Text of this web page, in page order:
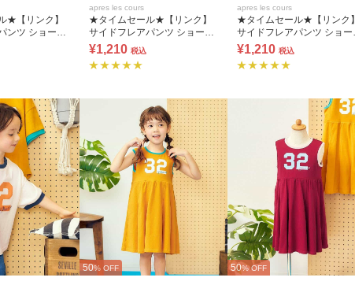
★【リンク】
ョート
apres les cours
★タイムセール★【リンク】
サイドフレアパンツ ショート
丈
¥1,210 税込
apres les cours
★タイムセール★【リンク】
サイドフレアパンツ ショート
丈
¥1,210 税込
50% OFF 50% OFF